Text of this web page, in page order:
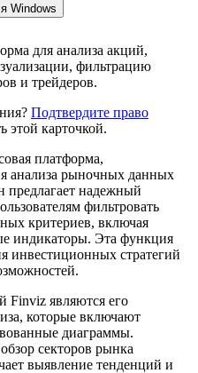
Скачать для Windows
для анализа акций,
фильтрацию
и трейдеров.
Подтвердите право
этой карточкой.
платформа,
анализа рыночных данных
предлагает надежный
фильтровать
критериев, включая
индикаторы. Эта функция
инвестиционных стратегий
являются его
которые включают
диаграммы.
секторов рынка
выявление тенденций и